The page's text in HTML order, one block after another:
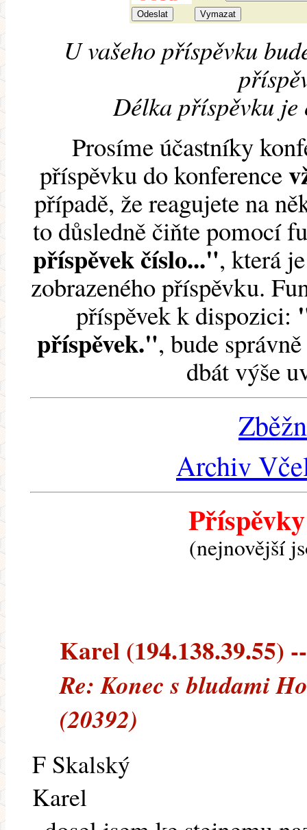
U vašeho příspěvku
Délka příspěvku je
Prosíme účastníky
příspěvku do konference
případě, že reagujete na
to důsledně čiňte pomocí
příspěvek číslo...", která
zobrazeného příspěvku.
příspěvek k dispozici:
příspěvek.", bude
dbát výše
Archiv
(nejnovější
Karel (194.138.39.55)
Re: Konec s bludami
(20392)
F Skalský
Karel